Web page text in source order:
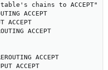
chains to ACCEPT"
ACCEPT
ACCEPT
ACCEPT
ACCEPT
ACCEPT